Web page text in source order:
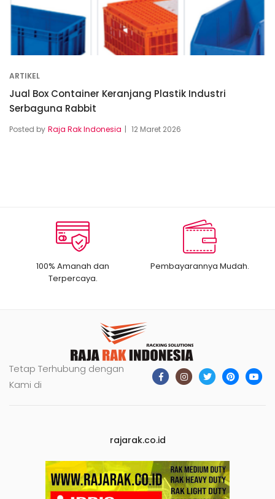
ARTIKEL
Jual Box Container Keranjang Plastik Industri
Serbaguna Rabbit
Posted by Raja Rak Indonesia 12 Maret 2026
100% Amanah dan
Terpercaya.
Pembayarannya Mudah.
Tetap Terhubung dengan
Kami di
rajarak.co.id